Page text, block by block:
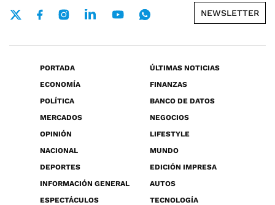
NEWSLETTER
PORTADA
ÚLTIMAS NOTICIAS
ECONOMÍA
FINANZAS
POLÍTICA
BANCO DE DATOS
MERCADOS
NEGOCIOS
OPINIÓN
LIFESTYLE
NACIONAL
MUNDO
DEPORTES
EDICIÓN IMPRESA
INFORMACIÓN GENERAL
AUTOS
ESPECTÁCULOS
TECNOLOGÍA